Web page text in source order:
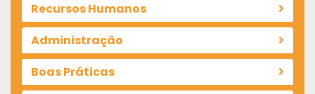
Recursos Humanos
Administração
Boas Práticas